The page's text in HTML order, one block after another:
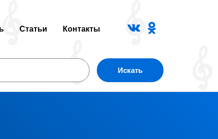
Статьи Контакты
Искать